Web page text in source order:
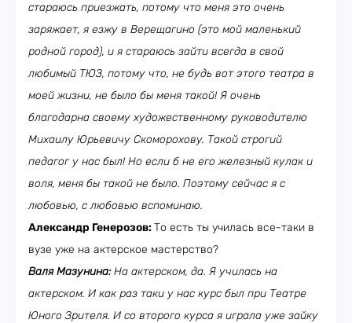
стараюсь приезжать, потому что меня это очень
заряжает, я езжу в Верещагино (это мой маленький
родной город), и я стараюсь зайти всегда в свой
любимый ТЮЗ, потому что, не будь вот этого театра в
моей жизни, не было бы меня такой! Я очень
благодарна своему художественному руководителю
Михаилу Юрьевичу Скоморохову. Такой строгий
педагог у нас был! Но если б не его железный кулак и
воля, меня бы такой не было. Поэтому сейчас я с
любовью, с любовью вспоминаю.
Александр Генерозов:То есть ты училась все-таки в
вузе уже на актерское мастерство?
Валя Мазунина:На актерском, да. Я училась на
актерском. И как раз таки у нас курс был при Театре
Юного Зрителя. И со второго курса я играла уже зайку